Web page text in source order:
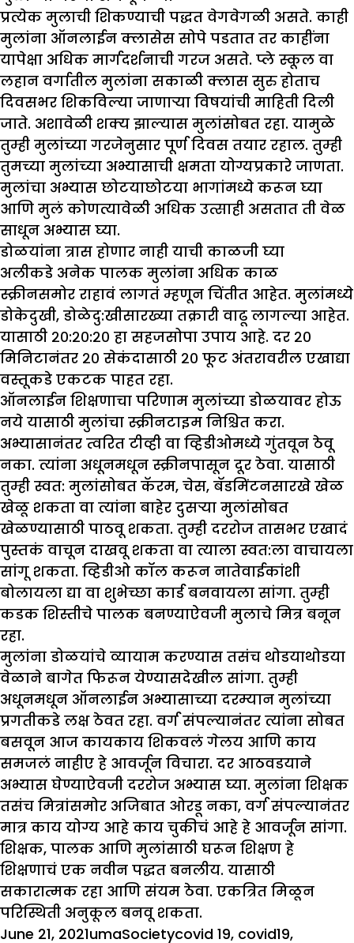
प्रत्येक मुलाची शिकण्याची पद्धत वेगवेगळी असते. काही
मुलांना ऑनलाईन क्लासेस सोपे पडतात तर काहींना
यापेक्षा अधिक मार्गदर्शनाची गरज असते. प्ले स्कूल वा
लहान वर्गातील मुलांना सकाळी क्लास सुरु होताच
दिवसभर शिकविल्या जाणाऱ्या विषयांची माहिती दिली
जाते. अशावेळी शक्य झाल्यास मुलांसोबत रहा. यामुळे
तुम्ही मुलांच्या गरजेनुसार पूर्ण दिवस तयार रहाल. तुम्ही
तुमच्या मुलांच्या अभ्यासाची क्षमता योग्यप्रकारे जाणता.
मुलांचा अभ्यास छोटयाछोटया भागांमध्ये करून घ्या
आणि मुलं कोणत्यावेळी अधिक उत्साही असतात ती वेळ
साधून अभ्यास घ्या.
डोळयांना त्रास होणार नाही याची काळजी घ्या
अलीकडे अनेक पालक मुलांना अधिक काळ
स्क्रीनसमोर राहावं लागतं म्हणून चिंतीत आहेत. मुलांमध्ये
डोकेदुखी, डोळेदु:खीसारख्या तक्रारी वाढू लागल्या आहेत.
यासाठी २०:२०:२० हा सहजसोपा उपाय आहे. दर २०
मिनिटानंतर २० सेकंदासाठी २० फूट अंतरावरील एखाद्या
वस्तूकडे एकटक पाहत रहा.
ऑनलाईन शिक्षणाचा परिणाम मुलांच्या डोळयावर होऊ
नये यासाठी मुलांचा स्क्रीनटाइम निश्चित करा.
अभ्यासानंतर त्वरित टीव्ही वा व्हिडीओमध्ये गुंतवून ठेवू
नका. त्यांना अधूनमधून स्क्रीनपासून दूर ठेवा. यासाठी
तुम्ही स्वत: मुलांसोबत कॅरम, चेस, बॅडमिंटनसारखे खेळ
खेळू शकता वा त्यांना बाहेर दुसऱ्या मुलांसोबत
खेळण्यासाठी पाठवू शकता. तुम्ही दररोज तासभर एखादं
पुस्तकं वाचून दाखवू शकता वा त्याला स्वत:ला वाचायला
सांगू शकता. व्हिडीओ कॉल करून नातेवाईकांशी
बोलायला द्या वा शुभेच्छा कार्ड बनवायला सांगा. तुम्ही
कडक शिस्तीचे पालक बनण्याऐवजी मुलाचे मित्र बनून
रहा.
मुलांना डोळयांचे व्यायाम करण्यास तसंच थोडयाथोडया
वेळाने बागेत फिरून येण्यासदेखील सांगा. तुम्ही
अधूनमधून ऑनलाईन अभ्यासाच्या दरम्यान मुलांच्या
प्रगतीकडे लक्ष ठेवत रहा. वर्ग संपल्यानंतर त्यांना सोबत
बसवून आज कायकाय शिकवलं गेलय आणि काय
समजलं नाहीए हे आवर्जून विचारा. दर आठवडयाने
अभ्यास घेण्याऐवजी दररोज अभ्यास घ्या. मुलांना शिक्षक
तसंच मित्रांसमोर अजिबात ओरडू नका, वर्ग संपल्यानंतर
मात्र काय योग्य आहे काय चुकीचं आहे हे आवर्जून सांगा.
शिक्षक, पालक आणि मुलांसाठी घरून शिक्षण हे
शिक्षणाचं एक नवीन पद्धत बनलीय. यासाठी
सकारात्मक रहा आणि संयम ठेवा. एकत्रित मिळून
परिस्थिती अनुकूल बनवू शकता.
Posted
June 21, 2021Author
umaCategories
SocietyTags
covid 19, covid19,